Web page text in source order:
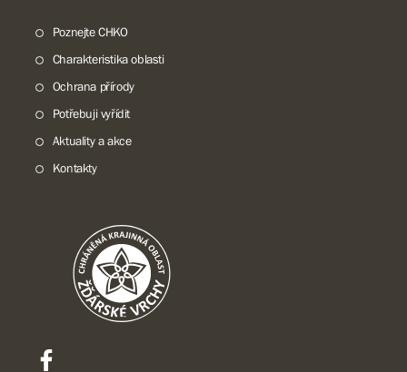
Poznejte CHKO
Charakteristika oblasti
Ochrana přírody
Potřebuji vyřídit
Aktuality a akce
Kontakty